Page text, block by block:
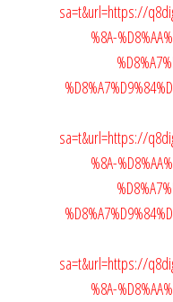
sa=t&url=https://
%8A-
sa=t&url=https://
%8A-
sa=t&url=https://
%8A-